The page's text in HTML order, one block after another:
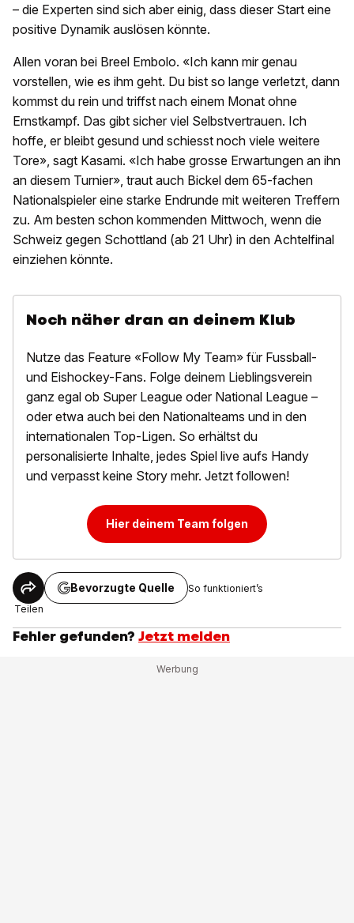
– die Experten sind sich aber einig, dass dieser Start eine
positive Dynamik auslösen könnte.
Allen voran bei Breel Embolo. «Ich kann mir genau
vorstellen, wie es ihm geht. Du bist so lange verletzt, dann
kommst du rein und triffst nach einem Monat ohne
Ernstkampf. Das gibt sicher viel Selbstvertrauen. Ich
hoffe, er bleibt gesund und schiesst noch viele weitere
Tore», sagt Kasami. «Ich habe grosse Erwartungen an ihn
an diesem Turnier», traut auch Bickel dem 65-fachen
Nationalspieler eine starke Endrunde mit weiteren Treffern
zu. Am besten schon kommenden Mittwoch, wenn die
Schweiz gegen Schottland (ab 21 Uhr) in den Achtelfinal
einziehen könnte.
Noch näher dran an deinem Klub
Nutze das Feature «Follow My Team» für Fussball-
und Eishockey-Fans. Folge deinem Lieblingsverein
ganz egal ob Super League oder National League –
oder etwa auch bei den Nationalteams und in den
internationalen Top-Ligen. So erhältst du
personalisierte Inhalte, jedes Spiel live aufs Handy
und verpasst keine Story mehr. Jetzt followen!
Hier deinem Team folgen
Teilen
Bevorzugte Quelle So funktioniert’s
Fehler gefunden? Jetzt melden